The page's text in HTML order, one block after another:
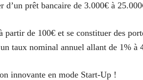
d’un prêt bancaire de 3.000€ à
de 100€ et se constituer des
taux nominal annuel allant de 1% à
innovante en mode Start-Up !